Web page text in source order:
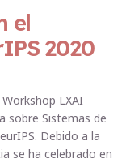
el
2020
LXAI
sobre Sistemas de
Debido a la
se ha celebrado en